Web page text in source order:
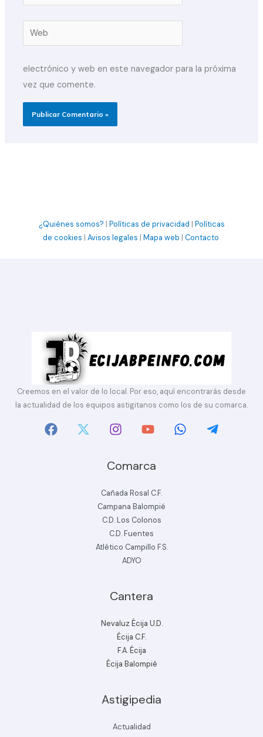
electrónico*
Web
electrónico y web en este navegador para la próxima
vez que comente.
¿Quiénes somos? | Políticas de privacidad | Políticas
de cookies | Avisos legales | Mapa web | Contacto
Creemos en el valor de lo local. Por eso, aquí encontrarás desde
la actualidad de los equipos astigitanos como los de su comarca.
Comarca
Cañada Rosal C.F.
Campana Balompié
C.D. Los Colonos
C.D. Fuentes
Atlético Campillo F.S.
ADYO
Cantera
Nevaluz Écija U.D.
Écija C.F.
F.A. Écija
Écija Balompié
Astigipedia
Actualidad